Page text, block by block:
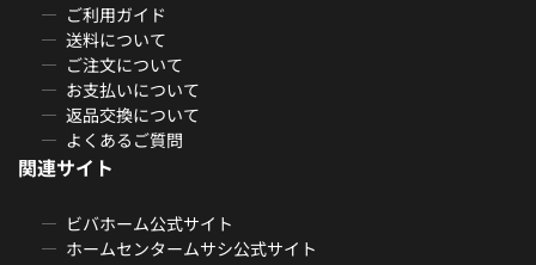
ご利用ガイド
送料について
ご注文について
お支払いについて
返品交換について
よくあるご質問
関連サイト
ビバホーム公式サイト
ホームセンタームサシ公式サイト